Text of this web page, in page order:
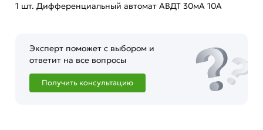
1 шт. Дифференциальный автомат АВДТ 30мА 10А
Эксперт поможет с выбором и
ответит на все вопросы
Получить консультацию